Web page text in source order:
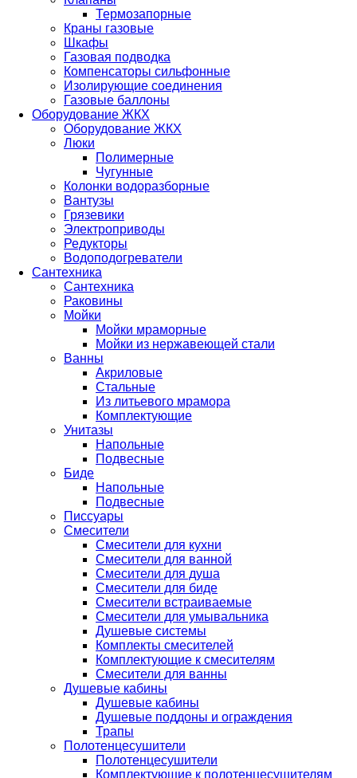
Термозапорные
Краны газовые
Шкафы
Газовая подводка
Компенсаторы сильфонные
Изолирующие соединения
Газовые баллоны
Оборудование ЖКХ
Оборудование ЖКХ
Люки
Полимерные
Чугунные
Колонки водоразборные
Вантузы
Грязевики
Электроприводы
Редукторы
Водоподогреватели
Сантехника
Сантехника
Раковины
Мойки
Мойки мраморные
Мойки из нержавеющей стали
Ванны
Акриловые
Стальные
Из литьевого мрамора
Комплектующие
Унитазы
Напольные
Подвесные
Биде
Напольные
Подвесные
Писсуары
Смесители
Смесители для кухни
Смесители для ванной
Смесители для душа
Смесители для биде
Смесители встраиваемые
Смесители для умывальника
Душевые системы
Комплекты смесителей
Комплектующие к смесителям
Смесители для ванны
Душевые кабины
Душевые кабины
Душевые поддоны и ограждения
Трапы
Полотенцесушители
Полотенцесушители
Комплектующие к полотенцесушителям